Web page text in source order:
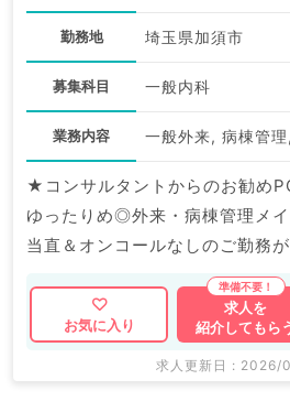
勤務地 埼玉県加須市
募集科目 一般内科
業務内容
★コンサルタントからのお勧め
ゆったりめ◎外来・病棟管理メイ
当直＆オンコールなしのご勤務が
マイナビDOCTORでは病院やク
関求人はもちろんのこと、
掲載情報以外にも産業医等の企
お気に入り
求人を
紹介してもら
求人更新日 : 2026/